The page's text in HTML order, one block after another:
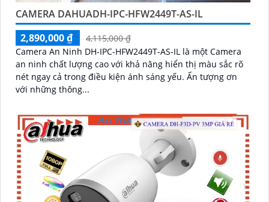
CAMERA DAHUADH-IPC-HFW2449T-AS-IL
2,890,000 ₫
4,115,000 ₫
Camera An Ninh DH-IPC-HFW2449T-AS-IL là một Camera
an ninh chất lượng cao với khả năng hiển thị màu sắc rõ
nét ngay cả trong điều kiện ánh sáng yếu. Ấn tượng ơn
với những thông...